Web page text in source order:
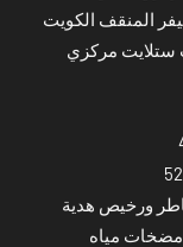
المنقف الكويت
ستلايت مركزي
ورخيص هدية
مضخات مياه